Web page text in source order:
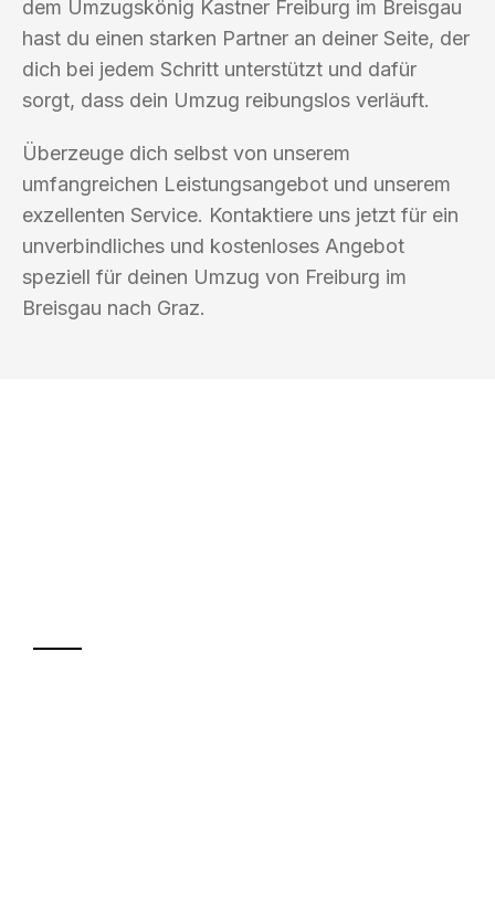
dem Umzugskönig Kastner Freiburg im Breisgau
hast du einen starken Partner an deiner Seite, der
dich bei jedem Schritt unterstützt und dafür
sorgt, dass dein Umzug reibungslos verläuft.
Überzeuge dich selbst von unserem
umfangreichen Leistungsangebot und unserem
exzellenten Service. Kontaktiere uns jetzt für ein
unverbindliches und kostenloses Angebot
speziell für deinen Umzug von Freiburg im
Breisgau nach Graz.